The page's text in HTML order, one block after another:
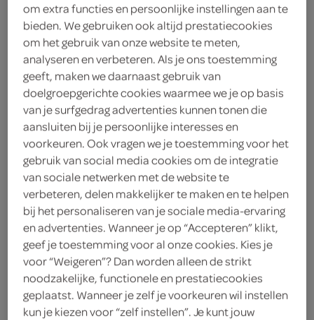
6 blaadjes basilicum
2 eieren
2 trostomaten
4 plakken rauwe hammen
25 gram fijne bladsla
25 gram rucola
4 eetlepels tomatentapenade
4 eetlepels tomatenpesto
2 ciabattabroodjes
om extra functies en persoonlijke instellingen aan te
bieden. We gebruiken ook altijd prestatiecookies
om het gebruik van onze website te meten,
analyseren en verbeteren. Als je ons toestemming
geeft, maken we daarnaast gebruik van
doelgroepgerichte cookies waarmee we je op basis
van je surfgedrag advertenties kunnen tonen die
aansluiten bij je persoonlijke interesses en
voorkeuren. Ook vragen we je toestemming voor het
gebruik van social media cookies om de integratie
van sociale netwerken met de website te
verbeteren, delen makkelijker te maken en te helpen
bij het personaliseren van je sociale media-ervaring
en advertenties. Wanneer je op “Accepteren” klikt,
geef je toestemming voor al onze cookies. Kies je
voor “Weigeren”? Dan worden alleen de strikt
noodzakelijke, functionele en prestatiecookies
geplaatst. Wanneer je zelf je voorkeuren wil instellen
kun je kiezen voor “zelf instellen”. Je kunt jouw